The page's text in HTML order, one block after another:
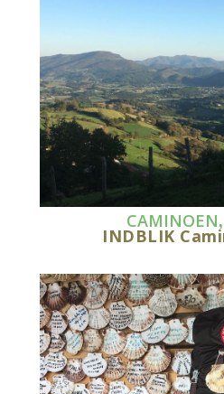
CAMINOEN,
INDBLIK